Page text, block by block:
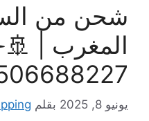
شحن من
المغرب |
يونيو 8, 2025 بقلم